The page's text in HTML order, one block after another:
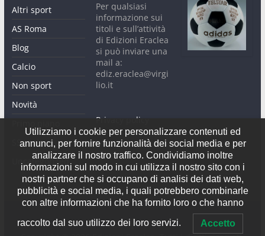
Altri sport
AS Roma
Blog
Calcio
Non sport
Novità
SS Lazio
Uncategorized
Per qualsiasi
informazione sui
titoli e sull’attività
di Edizioni Eraclea
si può inviare una
mail a:
ediz.eraclea@virgi
lio.it
Privacy policy
Utilizziamo i cookie per personalizzare contenuti ed
annunci, per fornire funzionalità dei social media e per
analizzare il nostro traffico. Condividiamo inoltre
informazioni sul modo in cui utilizza il nostro sito con i
nostri partner che si occupano di analisi dei dati web,
pubblicità e social media, i quali potrebbero combinarle
con altre informazioni che ha fornito loro o che hanno
raccolto dal suo utilizzo dei loro servizi. Accetto